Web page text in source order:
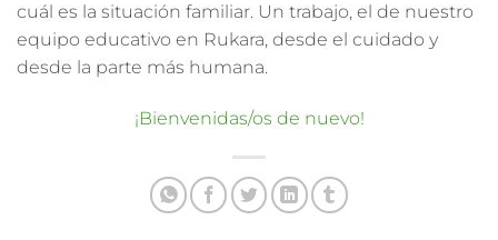
cuál es la situación familiar. Un trabajo, el de nuestro
equipo educativo en Rukara, desde el cuidado y
desde la parte más humana.
¡Bienvenidas/os de nuevo!